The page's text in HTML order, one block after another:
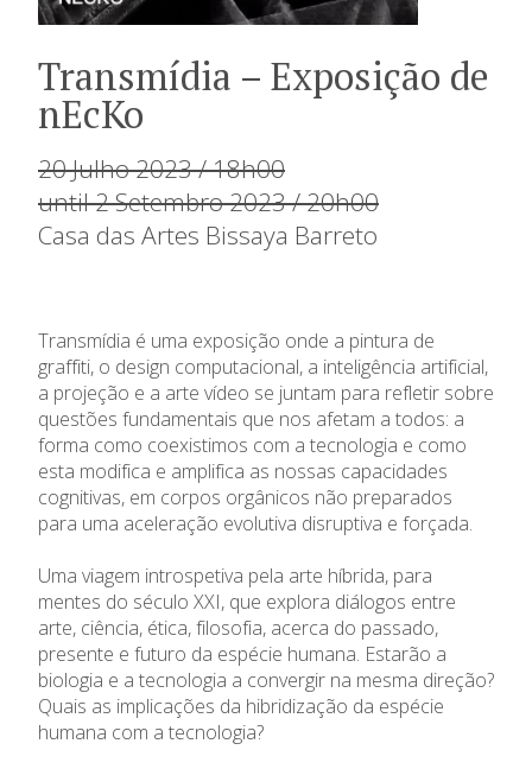
Transmídia – Exposição de
nEcKo
20 Julho 2023 / 18h00
until 2 Setembro 2023 / 20h00
Casa das Artes Bissaya Barreto
Transmídia é uma exposição onde a pintura de
graffiti, o design computacional, a inteligência artificial,
a projeção e a arte vídeo se juntam para refletir sobre
questões fundamentais que nos afetam a todos: a
forma como coexistimos com a tecnologia e como
esta modifica e amplifica as nossas capacidades
cognitivas, em corpos orgânicos não preparados
para uma aceleração evolutiva disruptiva e forçada.
Uma viagem introspetiva pela arte híbrida, para
mentes do século XXI, que explora diálogos entre
arte, ciência, ética, filosofia, acerca do passado,
presente e futuro da espécie humana. Estarão a
biologia e a tecnologia a convergir na mesma direção?
Quais as implicações da hibridização da espécie
humana com a tecnologia?